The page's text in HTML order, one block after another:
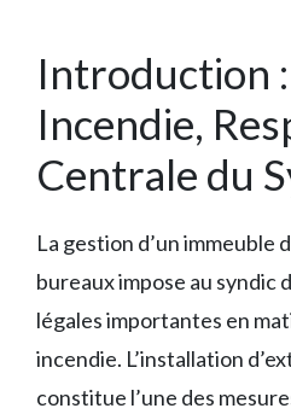
Introduction
Incendie,
Centrale du
La gestion d’un immeuble
bureaux impose au syndic
légales importantes en
incendie. L’installation
constitue l’une des